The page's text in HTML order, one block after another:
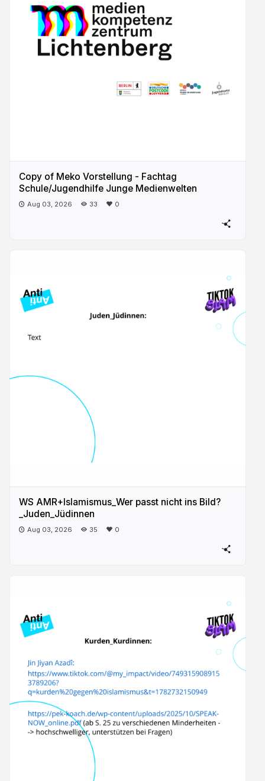
Copy of Meko Vorstellung - Fachtag
Schule/Jugendhilfe Junge Medienwelten
Aug 03, 2026 33 0
WS AMR+Islamismus_Wer passt nicht ins Bild?
_Juden_Jüdinnen
Aug 03, 2026 35 0